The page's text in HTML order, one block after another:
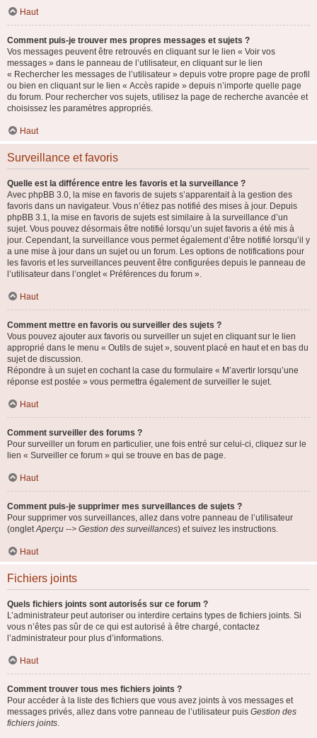
Haut
Comment puis-je trouver mes propres messages et sujets ?
Vos messages peuvent être retrouvés en cliquant sur le lien « Voir vos
messages » dans le panneau de l’utilisateur, en cliquant sur le lien
« Rechercher les messages de l’utilisateur » depuis votre propre page de profil
ou bien en cliquant sur le lien « Accès rapide » depuis n’importe quelle page
du forum. Pour rechercher vos sujets, utilisez la page de recherche avancée et
choisissez les paramètres appropriés.
Haut
Surveillance et favoris
Quelle est la différence entre les favoris et la surveillance ?
Avec phpBB 3.0, la mise en favoris de sujets s’apparentait à la gestion des
favoris dans un navigateur. Vous n’étiez pas notifié des mises à jour. Depuis
phpBB 3.1, la mise en favoris de sujets est similaire à la surveillance d’un
sujet. Vous pouvez désormais être notifié lorsqu’un sujet favoris a été mis à
jour. Cependant, la surveillance vous permet également d’être notifié lorsqu’il y
a une mise à jour dans un sujet ou un forum. Les options de notifications pour
les favoris et les surveillances peuvent être configurées depuis le panneau de
l’utilisateur dans l’onglet « Préférences du forum ».
Haut
Comment mettre en favoris ou surveiller des sujets ?
Vous pouvez ajouter aux favoris ou surveiller un sujet en cliquant sur le lien
approprié dans le menu « Outils de sujet », souvent placé en haut et en bas du
sujet de discussion.
Répondre à un sujet en cochant la case du formulaire « M’avertir lorsqu’une
réponse est postée » vous permettra également de surveiller le sujet.
Haut
Comment surveiller des forums ?
Pour surveiller un forum en particulier, une fois entré sur celui-ci, cliquez sur le
lien « Surveiller ce forum » qui se trouve en bas de page.
Haut
Comment puis-je supprimer mes surveillances de sujets ?
Pour supprimer vos surveillances, allez dans votre panneau de l’utilisateur
(ongletAperçu --> Gestion des surveillances) et suivez les instructions.
Haut
Fichiers joints
Quels fichiers joints sont autorisés sur ce forum ?
L’administrateur peut autoriser ou interdire certains types de fichiers joints. Si
vous n’êtes pas sûr de ce qui est autorisé à être chargé, contactez
l’administrateur pour plus d’informations.
Haut
Comment trouver tous mes fichiers joints ?
Pour accéder à la liste des fichiers que vous avez joints à vos messages et
messages privés, allez dans votre panneau de l’utilisateur puis Gestion des
fichiers joints.